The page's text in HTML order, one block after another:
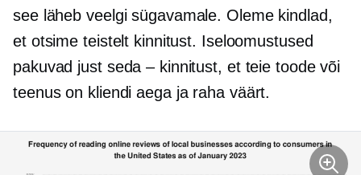
see läheb veelgi sügavamale. Oleme kindlad,
et otsime teistelt kinnitust. Iseloomustused
pakuvad just seda – kinnitust, et teie toode või
teenus on kliendi aega ja raha väärt.